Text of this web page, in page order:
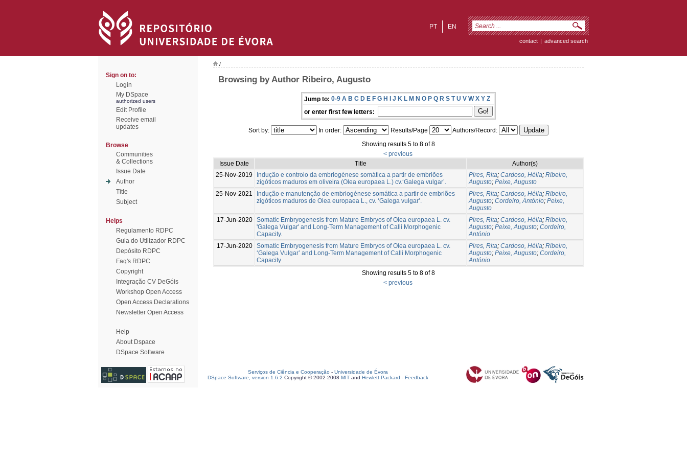
EN
PT
contact | advanced search
Sign on to:
Login
My DSpace
authorized users
Edit Profile
Receive email
updates
Browse
Communities
& Collections
Issue Date
Author
Title
Subject
Helps
Regulamento RDPC
Guia do Utilizador RDPC
Depósito RDPC
Faq's RDPC
Copyright
Integração CV DeGóis
Workshop Open Access
Open Access Declarations
Newsletter Open Access
Help
About Dspace
DSpace Software
/
Browsing by Author Ribeiro, Augusto
Jump to: 0-9 A B C D E F G H I J K L M N O P Q R S T U V W X Y Z
or enter first few letters:
Sort by: In order: Results/Page
Authors/Record:
Showing results 5 to 8 of 8
< previous
Issue Date
Title
Author(s)
25-Nov-2019
Indução e controlo da embriogénese somática a partir de embriões
zigóticos maduros em oliveira (Olea europaea L.) cv.‘Galega vulgar’.
Pires, Rita; Cardoso, Hélia; Ribeiro,
Augusto; Peixe, Augusto
25-Nov-2021
Indução e manutenção de embriogénese somática a partir de embriões
zigóticos maduros de Olea europaea L., cv. ‘Galega vulgar’.
Pires, Rita; Cardoso, Hélia; Ribeiro,
Augusto; Cordeiro, António; Peixe,
Augusto
17-Jun-2020 Somatic Embryogenesis from Mature Embryos of Olea europaea L. cv.
'Galega Vulgar' and Long-Term Management of Calli Morphogenic
Capacity.
Pires, Rita; Cardoso, Hélia; Ribeiro,
Augusto; Peixe, Augusto; Cordeiro,
António
17-Jun-2020 Somatic Embryogenesis from Mature Embryos of Olea europaea L. cv.
‘Galega Vulgar’ and Long-Term Management of Calli Morphogenic
Capacity
Pires, Rita; Cardoso, Hélia; Ribeiro,
Augusto; Peixe, Augusto; Cordeiro,
António
Showing results 5 to 8 of 8
< previous
Serviços de Ciência e Cooperação - Universidade de Évora
DSpace Software, version 1.6.2 Copyright © 2002-2008 MIT and Hewlett-Packard - Feedback